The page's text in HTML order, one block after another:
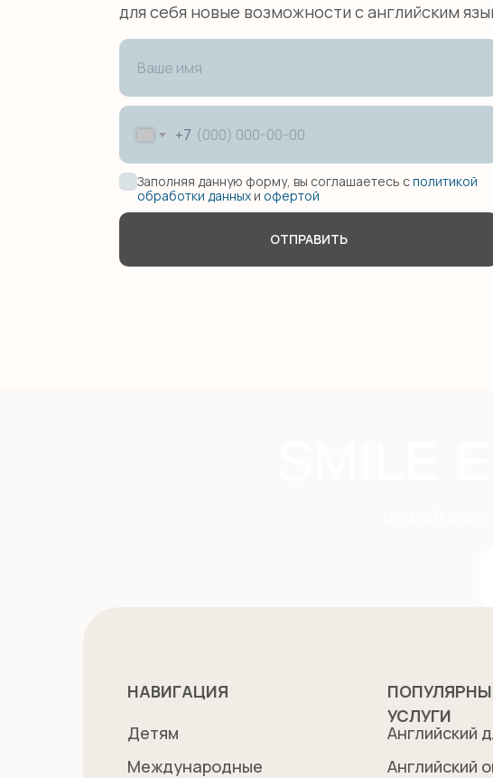
для себя новые возможности с английским
+7
Заполняя данную форму, вы соглашаетесь сполитикой
обработки данныхи офертой
ОТПРАВИТЬ
НАВИГАЦИЯ
Детям
Международные
Английский
Английский
УСЛУГИ